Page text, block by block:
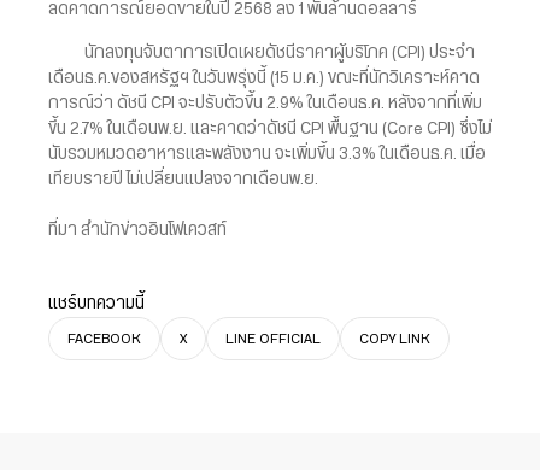
ลดคาดการณ์ยอดขายในปี 2568 ลง 1 พันล้านดอลลาร์
นักลงทุนจับตาการเปิดเผยดัชนีราคาผู้บริโภค (CPI) ประจำ
เดือนธ.ค.ของสหรัฐฯ ในวันพรุ่งนี้ (15 ม.ค.) ขณะที่นักวิเคราะห์คาด
การณ์ว่า ดัชนี CPI จะปรับตัวขึ้น 2.9% ในเดือนธ.ค. หลังจากที่เพิ่ม
ขึ้น 2.7% ในเดือนพ.ย. และคาดว่าดัชนี CPI พื้นฐาน (Core CPI) ซึ่งไม่
นับรวมหมวดอาหารและพลังงาน จะเพิ่มขึ้น 3.3% ในเดือนธ.ค. เมื่อ
เทียบรายปี ไม่เปลี่ยนแปลงจากเดือนพ.ย.
ที่มา สำนักข่าวอินโฟเควสท์
แชร์บทความนี้
FACEBOOK X LINE OFFICIAL COPY LINK